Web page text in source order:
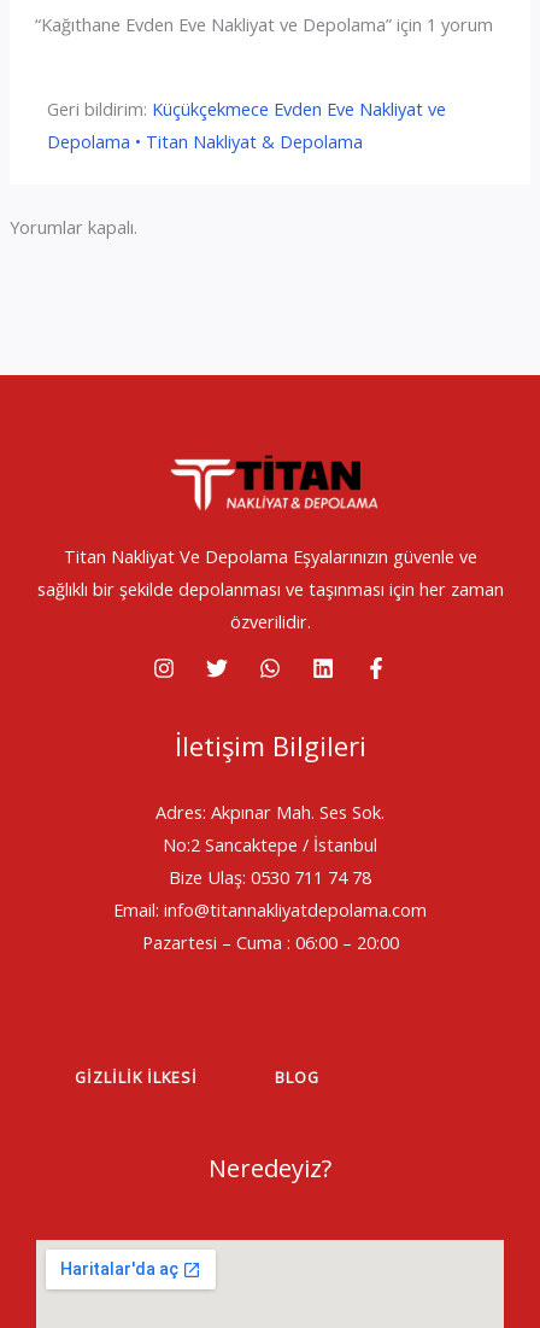
“Kağıthane Evden Eve Nakliyat ve Depolama” için 1 yorum
Geri bildirim: Küçükçekmece Evden Eve Nakliyat ve
Depolama • Titan Nakliyat & Depolama
Yorumlar kapalı.
Titan Nakliyat Ve Depolama Eşyalarınızın güvenle ve
sağlıklı bir şekilde depolanması ve taşınması için her zaman
özverilidir.
İletişim Bilgileri
Adres: Akpınar Mah. Ses Sok.
No:2 Sancaktepe / İstanbul
Bize Ulaş: 0530 711 74 78
Email: info@titannakliyatdepolama.com
Pazartesi – Cuma : 06:00 – 20:00
GIZLILIK İLKESI BLOG
Neredeyiz?